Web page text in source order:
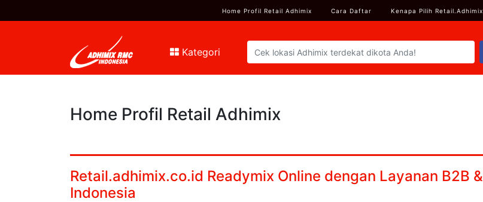
Home Profil Retail Adhimix Cara Daftar Kenapa Pilih
Kategori
Home Profil Retail Adhimix
Retail.adhimix.co.id Readymix Online dengan Layanan B2B
Indonesia